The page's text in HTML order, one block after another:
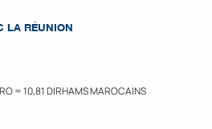
LA RÉUNION
= 10,81 DIRHAMS MAROCAINS